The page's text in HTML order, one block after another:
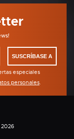
SUSCRÍBASE A
especiales
personales.
2026